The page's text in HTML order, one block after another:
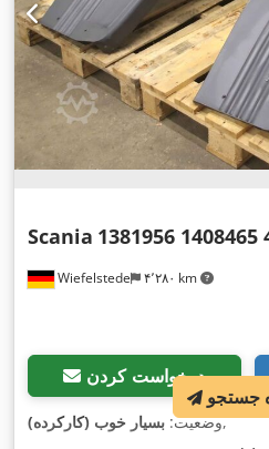
Wiefelstede ۴٬۲۸۰ km
Scania 1381956 1408465
درخواست کردن
وضعیت: بسیار خوب (کارکرده) ,
جستجو